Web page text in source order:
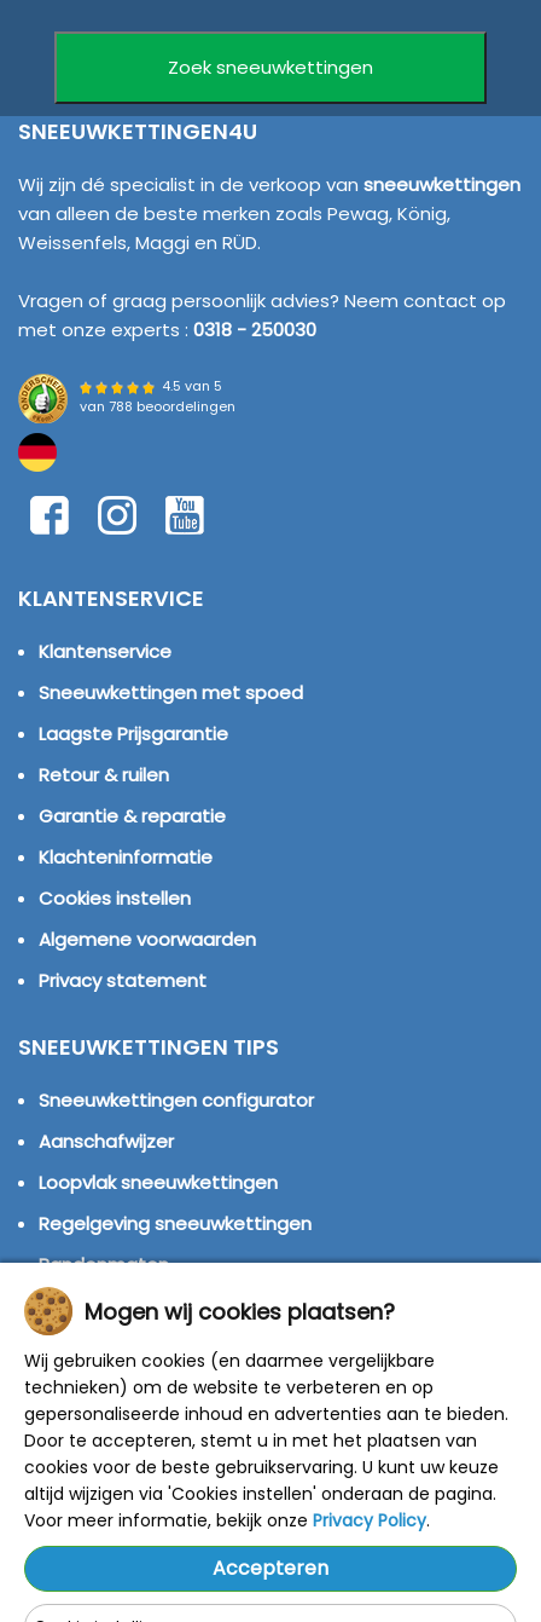
SNEEUWKETTINGEN4U
Wij zijn dé specialist in de verkoop van sneeuwkettingen
van alleen de beste merken zoals Pewag, König,
Weissenfels, Maggi en RÜD.
Vragen of graag persoonlijk advies? Neem contact op
met onze experts : 0318 - 250030
4.5 van 5
van 788 beoordelingen
KLANTENSERVICE
Klantenservice
Sneeuwkettingen met spoed
Laagste Prijsgarantie
Retour & ruilen
Garantie & reparatie
Klachteninformatie
Cookies instellen
Algemene voorwaarden
Privacy statement
SNEEUWKETTINGEN TIPS
Sneeuwkettingen configurator
Aanschafwijzer
Loopvlak sneeuwkettingen
Regelgeving sneeuwkettingen
Bandenmaten
Montage handleidingen
Winterbanden
© 2014 - 2025 Sneeuwkettingen4u - Alle rechten
voorbehouden
De getoonde adviesprijzen zijn door de fabrikant
bepaald.
Alle prijzen zijn inclusief BTW en verzendkosten.
Mogen wij cookies plaatsen?
Wij gebruiken cookies (en daarmee vergelijkbare
technieken) om de website te verbeteren en op
gepersonaliseerde inhoud en advertenties aan te bieden.
Door te accepteren, stemt u in met het plaatsen van
cookies voor de beste gebruikservaring. U kunt uw keuze
altijd wijzigen via 'Cookies instellen' onderaan de pagina.
Voor meer informatie, bekijk onze Privacy Policy.
Accepteren